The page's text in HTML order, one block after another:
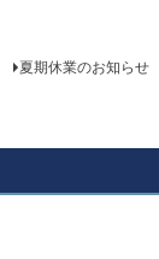
夏期休業のお知らせ